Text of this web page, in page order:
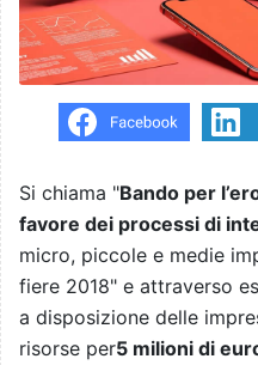
Si chiama "Bando per
favore dei processi di
micro, piccole e medie
fiere 2018" e attraverso
a disposizione delle
risorse per5 milioni di